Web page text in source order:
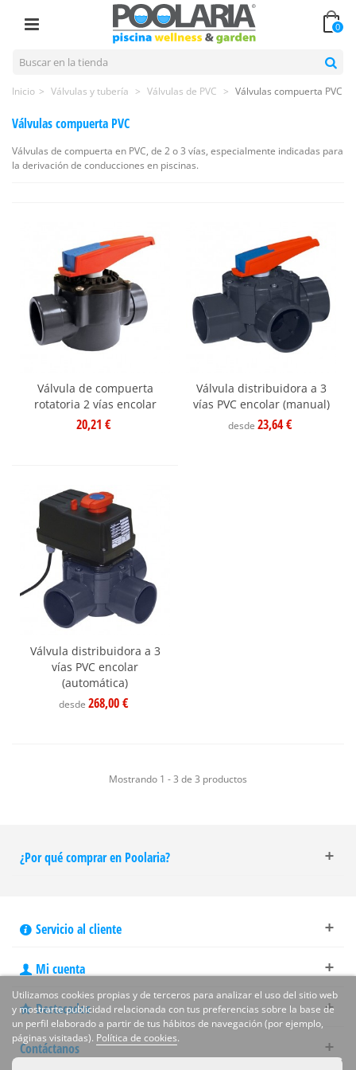
0
Inicio > Válvulas y tubería > Válvulas de PVC > Válvulas compuerta PVC
Válvulas compuerta PVC
Válvulas de compuerta en PVC, de 2 o 3 vías, especialmente indicadas para
la derivación de conducciones en piscinas.
Válvula de compuerta
rotatoria 2 vías encolar
20,21 €
Válvula distribuidora a 3
vías PVC encolar (manual)
desde 23,64 €
Válvula distribuidora a 3
vías PVC encolar
(automática)
desde 268,00 €
Mostrando 1 - 3 de 3 productos
¿Por qué comprar en Poolaria?
Servicio al cliente
Mi cuenta
Destacados
Contáctanos
Utilizamos cookies propias y de terceros para analizar el uso del sitio web
y mostrarte publicidad relacionada con tus preferencias sobre la base de
un perfil elaborado a partir de tus hábitos de navegación (por ejemplo,
páginas visitadas). Política de cookies.